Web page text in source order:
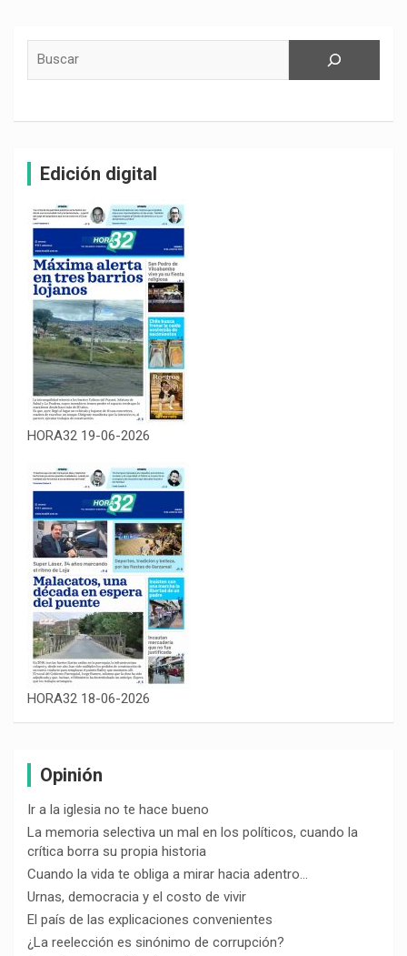
Edición digital
HORA32 19-06-2026
HORA32 18-06-2026
Opinión
Ir a la iglesia no te hace bueno
La memoria selectiva un mal en los políticos, cuando la
crítica borra su propia historia
Cuando la vida te obliga a mirar hacia adentro…
Urnas, democracia y el costo de vivir
El país de las explicaciones convenientes
¿La reelección es sinónimo de corrupción?